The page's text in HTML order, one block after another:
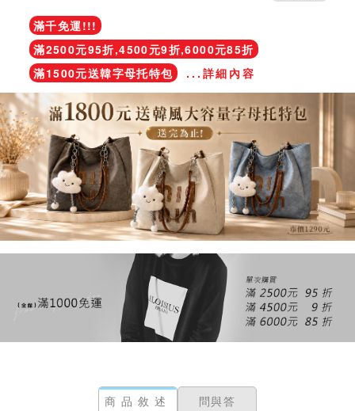
滿千免運!!!
滿2500元95折,4500元9折,6000元85折
滿1500元送韓字母托特包
...詳細內容
商品敘述 問與答